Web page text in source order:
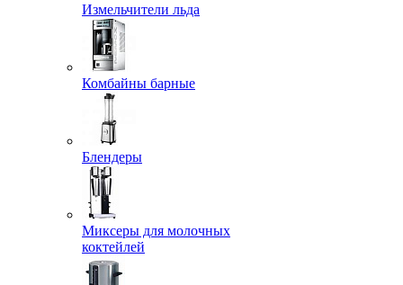
Измельчители льда
Комбайны барные
Блендеры
Миксеры для молочных
коктейлей